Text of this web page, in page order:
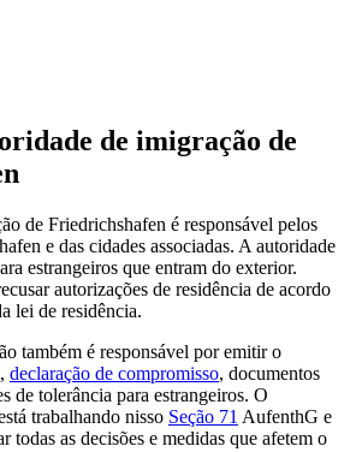
de imigração de
de Friedrichshafen é responsável pelos
e das cidades associadas. A autoridade
estrangeiros que entram do exterior.
autorizações de residência de acordo
lei de residência.
também é responsável por emitir o
, declaração de compromisso, documentos
de tolerância para estrangeiros. O
trabalhando nisso Seção 71 AufenthG e
todas as decisões e medidas que afetem o